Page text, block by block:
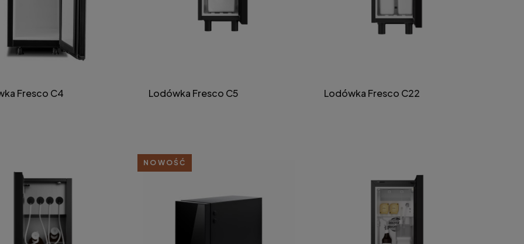
Fresco C4 Lodówka Fresco C5 Lodówka Fresco C22
NOWOŚĆ